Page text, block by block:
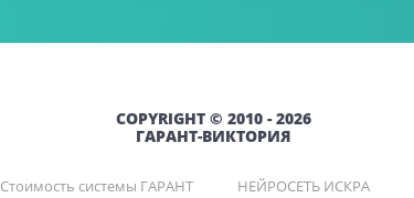
COPYRIGHT © 2010 - 2026
ГАРАНТ-ВИКТОРИЯ
Стоимость системы ГАРАНТ НЕЙРОСЕТЬ ИСКРА